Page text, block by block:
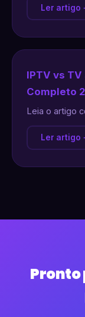
Ler artigo
IPTV vs
Completo
Leia o artigo
Ler artigo
Pronto